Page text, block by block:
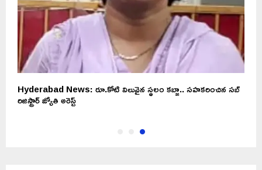
Hyderabad News: రూ.కోటి విలువైన స్థలం కబ్జా.. సహకరించిన సబ్
రిజిస్ట్రార్ జ్యోతి అరెస్ట్